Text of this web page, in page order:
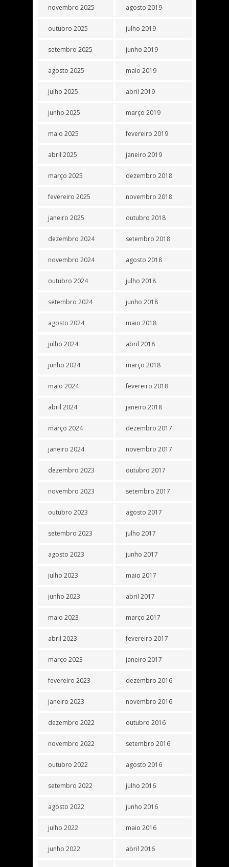
novembro 2025
outubro 2025
setembro 2025
agosto 2025
julho 2025
junho 2025
maio 2025
abril 2025
março 2025
fevereiro 2025
janeiro 2025
dezembro 2024
novembro 2024
outubro 2024
setembro 2024
agosto 2024
julho 2024
junho 2024
maio 2024
abril 2024
março 2024
janeiro 2024
dezembro 2023
novembro 2023
outubro 2023
setembro 2023
agosto 2023
julho 2023
junho 2023
maio 2023
abril 2023
março 2023
fevereiro 2023
janeiro 2023
dezembro 2022
novembro 2022
outubro 2022
setembro 2022
agosto 2022
julho 2022
junho 2022
agosto 2019
julho 2019
junho 2019
maio 2019
abril 2019
março 2019
fevereiro 2019
janeiro 2019
dezembro 2018
novembro 2018
outubro 2018
setembro 2018
agosto 2018
julho 2018
junho 2018
maio 2018
abril 2018
março 2018
fevereiro 2018
janeiro 2018
dezembro 2017
novembro 2017
outubro 2017
setembro 2017
agosto 2017
julho 2017
junho 2017
maio 2017
abril 2017
março 2017
fevereiro 2017
janeiro 2017
dezembro 2016
novembro 2016
outubro 2016
setembro 2016
agosto 2016
julho 2016
junho 2016
maio 2016
abril 2016